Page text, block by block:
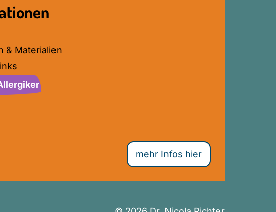
& Materialien
mehr Infos hier